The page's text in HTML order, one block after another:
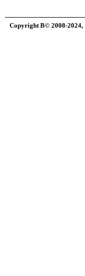
Copyright В© 2008-2024,